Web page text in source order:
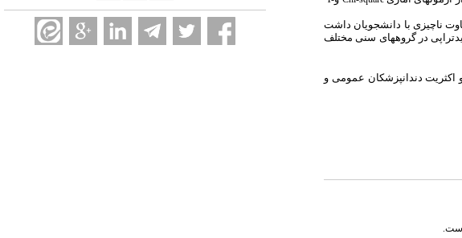
ناچیزی با دانشجویان داشت
بین تجویز فلورایدتراپی در گروههای سنی مختلف
دندانپزشکان عمومی و